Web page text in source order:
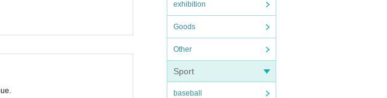
exhibition
Goods
Other
Sport
baseball